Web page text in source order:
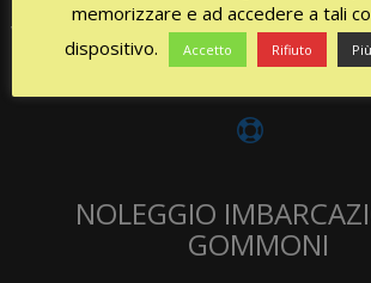
Vi metteremo in contatto con le migliori
extralberghiere della zona offrendo un
NOLEGGIO
GOMMONI
memorizzare e ad accedere a tali
dispositivo.
Accetto Rifiuto